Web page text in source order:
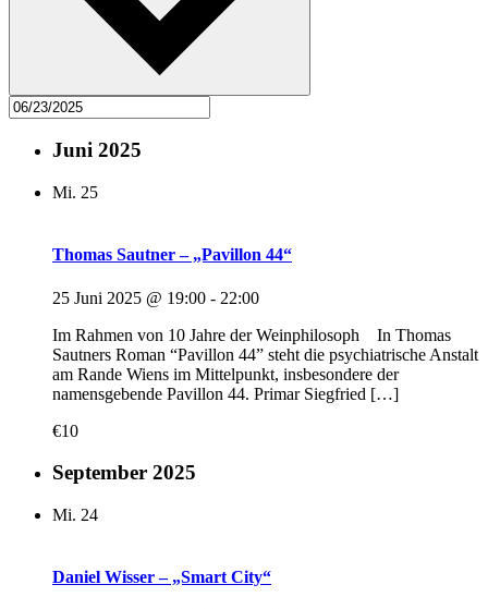
Juni 2025
Mi. 25
Thomas Sautner – „Pavillon 44“
25 Juni 2025 @ 19:00 - 22:00
Im Rahmen von 10 Jahre der Weinphilosoph In Thomas
Sautners Roman “Pavillon 44” steht die psychiatrische Anstalt
am Rande Wiens im Mittelpunkt, insbesondere der
namensgebende Pavillon 44. Primar Siegfried […]
€10
September 2025
Mi. 24
Daniel Wisser – „Smart City“